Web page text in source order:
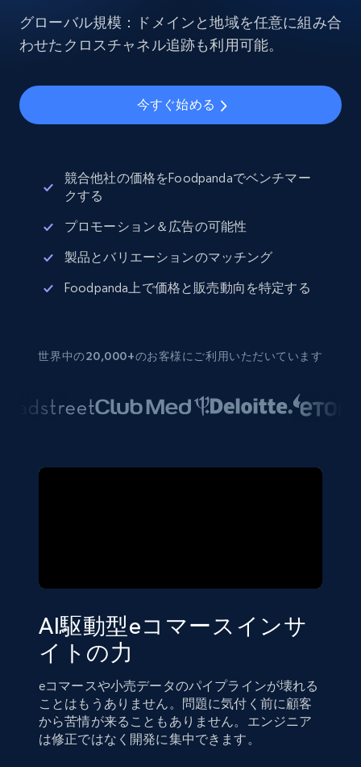
グローバル規模：ドメインと地域を任意に組み合
わせたクロスチャネル追跡も利用可能。
今すぐ始める
競合他社の価格をFoodpandaでベンチマー
クする
プロモーション＆広告の可能性
製品とバリエーションのマッチング
Foodpanda上で価格と販売動向を特定する
世界中の20,000+のお客様にご利用いただいています
AI駆動型eコマースインサ
イトの力
eコマースや小売データのパイプラインが壊れる
ことはもうありません。問題に気付く前に顧客
から苦情が来ることもありません。エンジニア
は修正ではなく開発に集中できます。